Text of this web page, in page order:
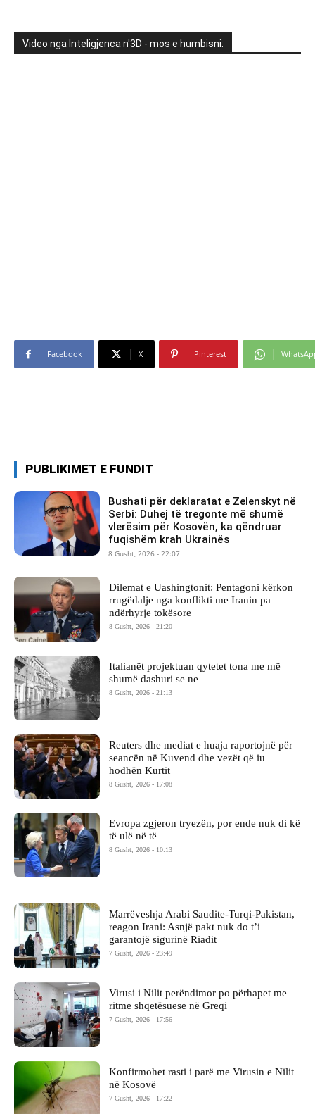
Video nga Inteligjenca n'3D - mos e humbisni:
Facebook X Pinterest
PUBLIKIMET E FUNDIT
Bushati për deklaratat e Zelenskyt në
Serbi: Duhej të tregonte më shumë
vlerësim për Kosovën, ka qëndruar
fuqishëm krah Ukrainës
8 Gusht, 2026 - 22:07
Dilemat e Uashingtonit: Pentagoni kërkon
rrugëdalje nga konflikti me Iranin pa
ndërhyrje tokësore
8 Gusht, 2026 - 21:20
Italianët projektuan qytetet tona me më
shumë dashuri se ne
8 Gusht, 2026 - 21:13
Reuters dhe mediat e huaja raportojnë për
seancën në Kuvend dhe vezët që iu
hodhën Kurtit
8 Gusht, 2026 - 17:08
Evropa zgjeron tryezën, por ende nuk di kë
të ulë në të
8 Gusht, 2026 - 10:13
Marrëveshja Arabi Saudite-Turqi-Pakistan,
reagon Irani: Asnjë pakt nuk do t’i
garantojë sigurinë Riadit
7 Gusht, 2026 - 23:49
Virusi i Nilit perëndimor po përhapet me
ritme shqetësuese në Greqi
7 Gusht, 2026 - 17:56
Konfirmohet rasti i parë me Virusin e Nilit
në Kosovë
7 Gusht, 2026 - 17:22